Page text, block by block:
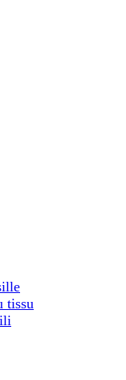
tissu